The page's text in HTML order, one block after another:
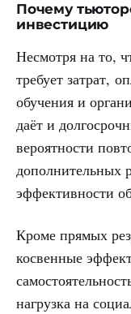
Почему
инвестицию
Несмотря на то,
требует затрат,
обучения и
даёт и
вероятности
дополнительных
эффективности
Кроме прямых
косвенные
нагрузка на